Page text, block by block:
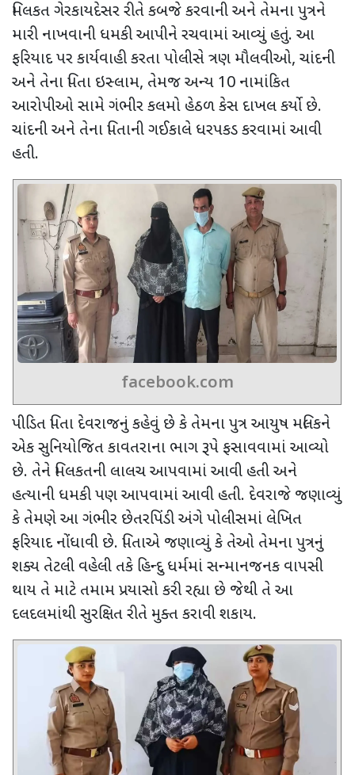
મિલકત ગેરકાયદેસર રીતે કબજે કરવાની અને તેમના પુત્રને
મારી નાખવાની ધમકી આપીને રચવામાં આવ્યું હતું. આ
ફરિયાદ પર કાર્યવાહી કરતા પોલીસે ત્રણ મૌલવીઓ, ચાંદની
અને તેના પિતા ઇસ્લામ, તેમજ અન્ય 10 નામાંકિત
આરોપીઓ સામે ગંભીર કલમો હેઠળ કેસ દાખલ કર્યો છે.
ચાંદની અને તેના પિતાની ગઈકાલે ધરપકડ કરવામાં આવી
હતી.
facebook.com
પીડિત પિતા દેવરાજનું કહેવું છે કે તેમના પુત્ર આયુષ મલિકને
એક સુનિયોજિત કાવતરાના ભાગ રૂપે ફસાવવામાં આવ્યો
છે. તેને મિલકતની લાલચ આપવામાં આવી હતી અને
હત્યાની ધમકી પણ આપવામાં આવી હતી. દેવરાજે જણાવ્યું
કે તેમણે આ ગંભીર છેતરપિંડી અંગે પોલીસમાં લેખિત
ફરિયાદ નોંધાવી છે. પિતાએ જણાવ્યું કે તેઓ તેમના પુત્રનું
શક્ય તેટલી વહેલી તકે હિન્દુ ધર્મમાં સન્માનજનક વાપસી
થાય તે માટે તમામ પ્રયાસો કરી રહ્યા છે જેથી તે આ
દલદલમાંથી સુરક્ષિત રીતે મુક્ત કરાવી શકાય.